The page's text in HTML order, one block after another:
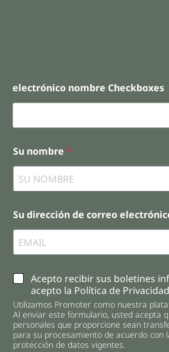
electrónico nombre Checkboxes
Su nombre *
Su dirección de correo
C
e
c
k
b
o
Acepto recibir sus boletines
acepto la Política de Privacidad
Utilizamos Promoter como nuestra
Al enviar este formulario, usted acepta
personales que proporcione sean
para su procesamiento de acuerdo con
protección de datos vigentes.